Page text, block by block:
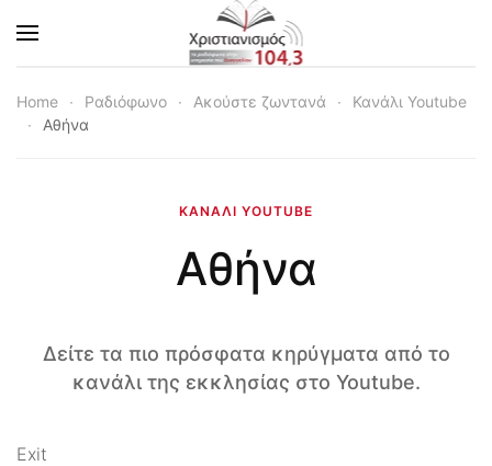
Skip to main content
Home Ραδιόφωνο Ακούστε ζωντανά
Κανάλι Youtube
Αθήνα
ΚΑΝΆΛΙ YOUTUBE
Αθήνα
Δείτε τα πιο πρόσφατα κηρύγματα από το
κανάλι της εκκλησίας στο Youtube.
Exit